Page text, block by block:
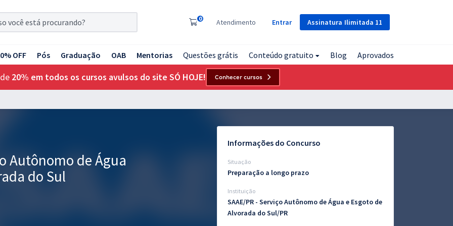
Assinatura Ilimitada 11
0 Atendimento Entrar
OFF Pós Graduação OAB Mentorias Questões grátis Conteúdo gratuito Blog Aprovados
20% em todos os cursos avulsos do site SÓ HOJE! Conhecer cursos
Autônomo de Água
do Sul
Informações do Concurso
Situação
Preparação a longo prazo
Instituição
SAAE/PR - Serviço Autônomo de Água e Esgoto de
Alvorada do Sul/PR